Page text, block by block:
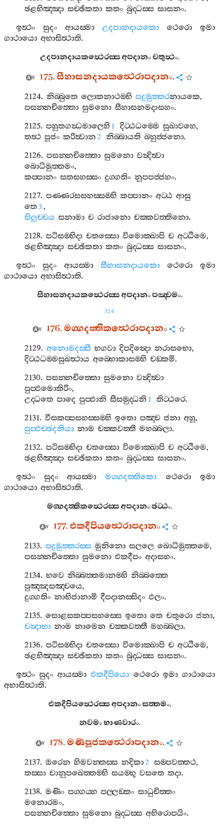
ඡළභිඤ‍්ඤා සච‍්ඡිකතා කතං බුද‍්ධස‍්ස සාසනං.
ඉත්‍ථං
සුදං ආයස‍්මා උදපානදායකො ථෙරො
ඉමා
ගාථායො අභාසිත්‍ථාති.
උදපානදායකත්‍ථෙරස‍්සඅපදානංචතුත්‍ථං.
175.සීහාසනදායකත්‍ථෙරාපදානං.
2124.නිබ‍්බුතෙ ලොකනාථම‍්භි පදුමුත‍්තරනායකෙ,
පසන‍්නචිත‍්තො සුමනො සීහාසනමදාසහං.
2125.පහුතගන්‍ධමාලෙහි 1 දිට‍්ඨධම‍්මෙ සුඛාවහෙ,
තත්‍ථ පූජං කරිත්‍වාන 2 නිබ‍්බායති බහුජ‍්ජනො.
2126.පසන‍්නචිත‍්තො සුමනො වන්‍දිත්‍වා
බොධිමුත‍්තමං,
කප‍්පානං සතසහස‍්සං දුග‍්ගතිං නූපපජ‍්ජහං.
2127.පණ‍්ණරසසහස‍්සම‍්හි කප‍්පානං අට‍්ඨ ආසු
තෙ 3,
සිලුච‍්චය සනාමා ච රාජානො චක‍්කවත‍්තිනො.
2128.පටිසම‍්භිදා චතස‍්සො විමොක‍්ඛාපි ච අට‍්ඨිමෙ,
ඡළභිඤ‍්ඤා සච‍්ඡිකතා කතං බුද‍්ධස‍්ස සාසනං.
ඉත්‍ථං
සුදං ආයස‍්මා සීහාසනදායකො ථෙරො
ඉමා
ගාථායො අභාසිත්‍ථාති.
සීහාසනදායකත්‍ථෙරස‍්සඅපදානංපඤ‍්චමං.
326
176.මග‍්ගදත‍්තිකත්‍ථෙරාපදානං
2129.අනොමදස‍්සී භගවා දිපදින්‍දො නරාසභො,
දිට‍්ඨධම‍්මසුඛත්‍ථාය අබ‍්භොකාසම‍්හි චඞ‍්කමි.
2130.පසන‍්නචිත‍්තො සුමනො වන්‍දිත්‍වා
පුප‍්ඵමොකිරිං,
උද‍්ධතෙ පාදෙ පුප‍්ඵානි සීසමුද‍්ධනි 1 තිට‍්ඨරෙ.
2131.වීසකප‍්පසහස‍්සම‍්හි ඉතො පඤ‍්ච ජනා අහූ,
පුප‍්ඵච‍්ඡදනියා නාම චක‍්කවත‍්තී මහබ‍්බලා.
2132.පටිසම‍්භිදා චතස‍්සො විමොක‍්ඛාපි ච අට‍්ඨිමෙ,
ඡළභිඤ‍්ඤා සච‍්ඡිකතා කතං බුද‍්ධස‍්ස සාසනං.
ඉත්‍ථං
සුදං ආයස‍්මා මග‍්ගදත‍්තිකො ථෙරො
ඉමා
ගාථායො අභාසිත්‍ථාති.
මග‍්ගදත‍්තිකත්‍ථෙරස‍්සඅපදානංඡට‍්ඨං.
177.එකදීපියත්‍ථෙරාපදානං
2133.පදුමුත‍්තරස‍්ස මුනිනො සලලෙ බොධිමුත‍්තමෙ,
පසන‍්නචිත‍්තො සුමනො එකදීපං අදාසහං.
2134.භවෙ නිබ‍්බත‍්තමානම‍්හි නිබ‍්බත‍්තෙ
පුඤ‍්ඤසඤ‍්චයෙ,
දුග‍්ගතිං නාභිජානාමි දීපදානස‍්සිදං ඵලං.
2135.සොළසකප‍්පසහස‍්සෙ ඉතො තෙ චතුරො ජනා,
චන්‍දාභා නාම නාමෙන චක‍්කවත‍්තී මහබ‍්බලා.
2136.පටිසම‍්භිදා චතස‍්සො විමොක‍්ඛාපි ච අට‍්ඨිමෙ,
ඡළභිඤ‍්ඤා සච‍්ඡිකතා කතං බුද‍්ධස‍්ස සාසනං.
ඉත්‍ථං සුදං ආයස‍්මා එකදීපියො ථෙරො ඉමා ගාථායො
අභාසිත්‍ථාති.
එකදීපියත්‍ථෙරස‍්සඅපදානංසත‍්තමං.
නවමංභාණවාරං.
178.මණිපූජකත්‍ථෙරාපදානං.
2137.ඔරෙන හිමවන‍්තස‍්ස නදිකා2 සම‍්පවත‍්තථ,
තස‍්සා චානුපඛෙත‍්තම‍්භි සයම‍්භූ වසතෙ තදා.
2138.මණිං පග‍්ගය‍්හ පල‍්ලඞ‍්කං සාධුචිත‍්තං
මනොරමං,
පසන‍්නචිත‍්තො සුමනො බුද‍්ධස‍්ස අභිරොපයිං.